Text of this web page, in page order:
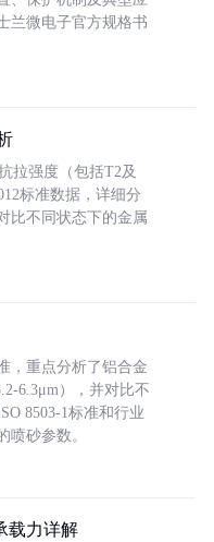
兰微电子官方规格书
拉强度（包括T2及
标准数据，详细分
比不同状态下的金属
，重点分析了铝合金
6.3μm），并对比不
8503-1标准和行业
喷砂参数。
载力详解